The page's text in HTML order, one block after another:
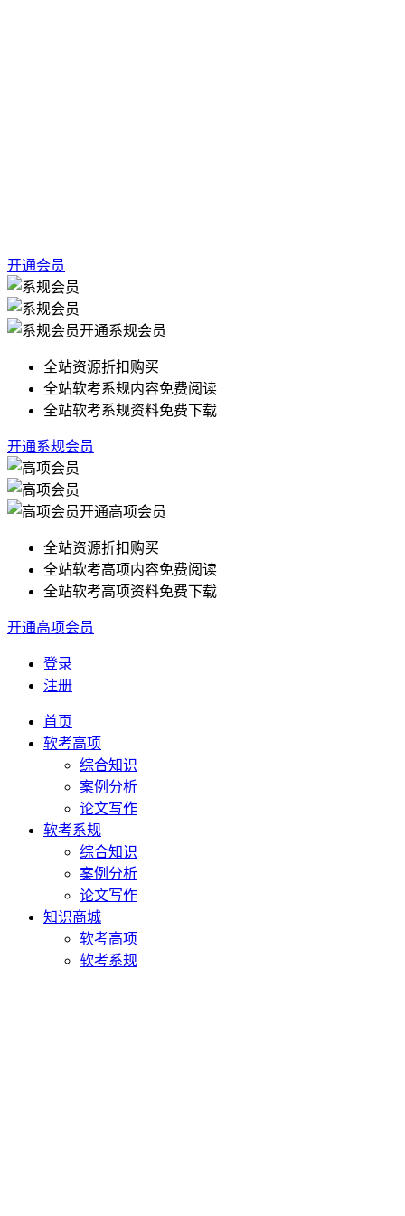
开通会员
开通系规会员
全站资源折扣购买
全站软考系规内容免费阅读
全站软考系规资料免费下载
开通系规会员
开通高项会员
全站资源折扣购买
全站软考高项内容免费阅读
全站软考高项资料免费下载
开通高项会员
登录
注册
首页
软考高项
综合知识
案例分析
论文写作
软考系规
综合知识
案例分析
论文写作
知识商城
软考高项
软考系规